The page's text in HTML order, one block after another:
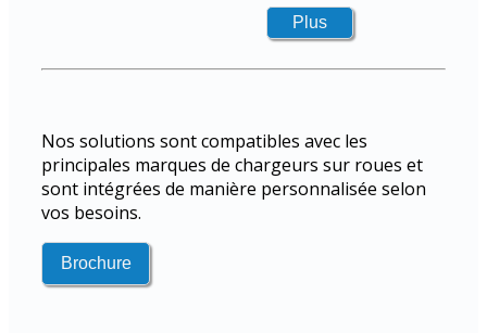
Nos solutions sont compatibles avec les
principales marques de chargeurs sur roues et
sont intégrées de manière personnalisée selon
vos besoins.